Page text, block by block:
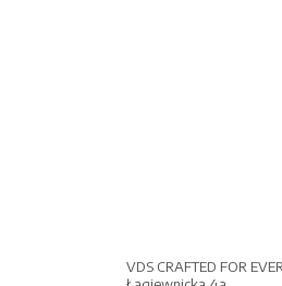
VDS CRAFTED FOR